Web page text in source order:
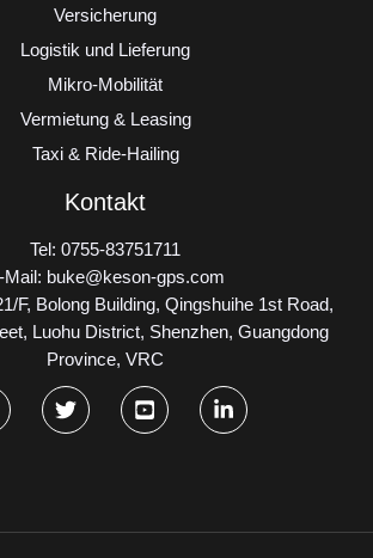
Versicherung
Logistik und Lieferung
Mikro-Mobilität
Vermietung & Leasing
Taxi & Ride-Hailing
Kontakt
Tel: 0755-83751711
Mail: buke@keson-gps.com
F, Bolong Building, Qingshuihe 1st Road,
Luohu District, Shenzhen, Guangdong
Province, VRC